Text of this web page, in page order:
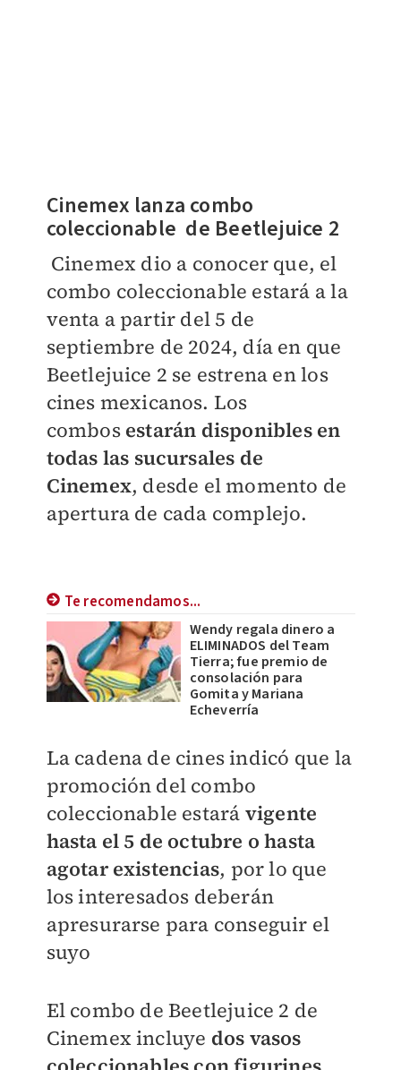
Cinemex lanza combo
coleccionable de Beetlejuice 2
Cinemex dio a conocer que, el
combo coleccionable estará a la
venta a partir del 5 de
septiembre de 2024, día en que
Beetlejuice 2 se estrena en los
cines mexicanos. Los
combos estarán disponibles en
todas las sucursales de
Cinemex, desde el momento de
apertura de cada complejo.
Te recomendamos...
Wendy regala dinero a
ELIMINADOS del Team
Tierra; fue premio de
consolación para
Gomita y Mariana
Echeverría
La cadena de cines indicó que la
promoción del combo
coleccionable estará vigente
hasta el 5 de octubre o hasta
agotar existencias, por lo que
los interesados deberán
apresurarse para conseguir el
suyo
El combo de Beetlejuice 2 de
Cinemex incluye dos vasos